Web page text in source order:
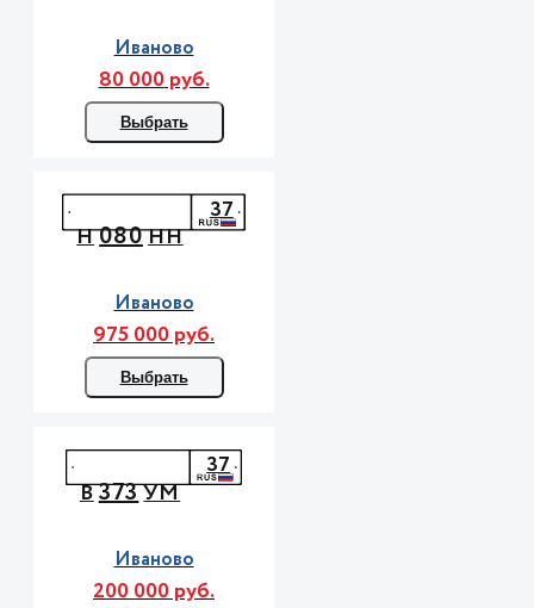
Иваново
80 000 руб.
Выбрать
Н080НН
37
Иваново
975 000 руб.
Выбрать
В373УМ
37
Иваново
200 000 руб.